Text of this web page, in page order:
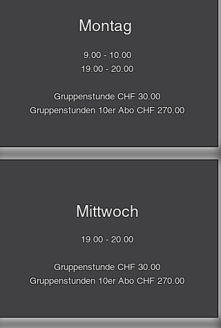
Montag
9.00 - 10.00
19.00 - 20.00
Gruppenstunde CHF 30.00
Gruppenstunden 10er Abo CHF 270.00
Mittwoch
19.00 - 20.00
Gruppenstunde CHF 30.00
Gruppenstunden 10er Abo CHF 270.00